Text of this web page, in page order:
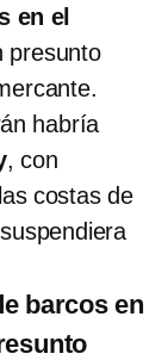
en el
presunto
habría
, con
costas de
barcos en